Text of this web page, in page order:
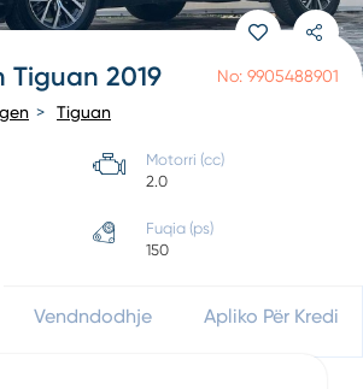
No: 9905488901
Tiguan 2019
Tiguan
Motorri (cc)
2.0
Fuqia (ps)
150
Vendndodhje Apliko Për Kredi